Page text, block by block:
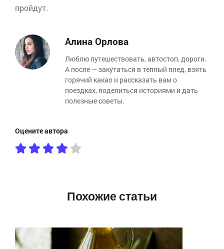
пройдут.
Алина Орлова
Люблю путешествовать, автостоп, дороги.
А после — закутаться в теплый плед, взять
горячий какао и рассказать вам о
поездках, поделиться историями и дать
полезные советы.
Оцените автора
Похожие статьи